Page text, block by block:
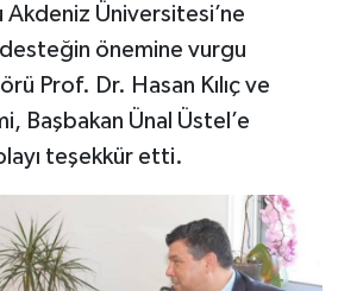
Üniversitesi’ne
desteğin önemine vurgu
Prof. Dr. Hasan Kılıç ve
Başbakan Ünal Üstel’e
teşekkür etti.